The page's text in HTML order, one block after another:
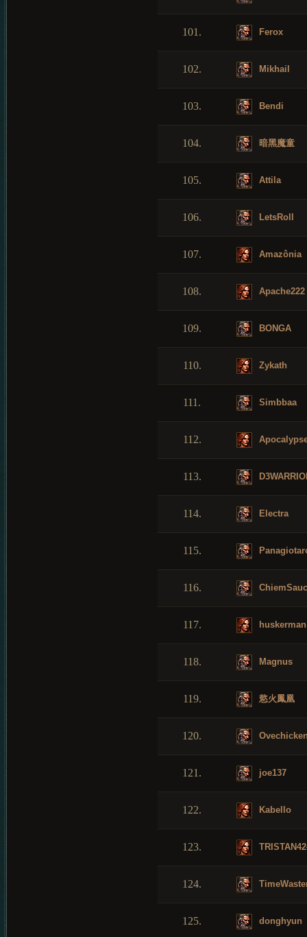
101. Ferox
102. Mikhail
103. Bendi
104. 暗黑魔童
105. Attila
106. LetsRoll
107. Amazônia
108. Apache222
109. BONGA
110. Zykath
111. Simbbaa
112.
113.
114. Electra
115.
116.
117. huskerman
118. Magnus
119. 慾火鳳凰
120.
121. joe137
122. Kabello
123.
124.
125. donghyun